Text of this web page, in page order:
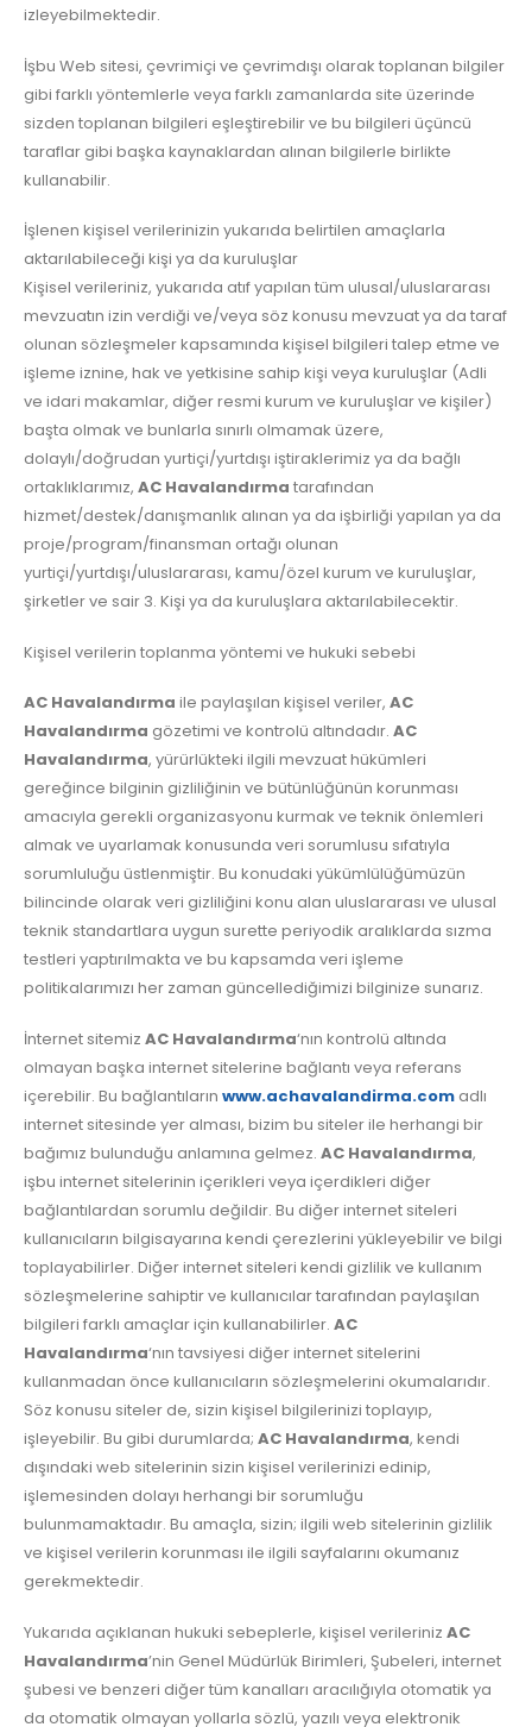
izleyebilmektedir.
İşbu Web sitesi, çevrimiçi ve çevrimdışı olarak toplanan bilgiler
gibi farklı yöntemlerle veya farklı zamanlarda site üzerinde
sizden toplanan bilgileri eşleştirebilir ve bu bilgileri üçüncü
taraflar gibi başka kaynaklardan alınan bilgilerle birlikte
kullanabilir.
İşlenen kişisel verilerinizin yukarıda belirtilen amaçlarla
aktarılabileceği kişi ya da kuruluşlar
Kişisel verileriniz, yukarıda atıf yapılan tüm ulusal/uluslararası
mevzuatın izin verdiği ve/veya söz konusu mevzuat ya da taraf
olunan sözleşmeler kapsamında kişisel bilgileri talep etme ve
işleme iznine, hak ve yetkisine sahip kişi veya kuruluşlar (Adli
ve idari makamlar, diğer resmi kurum ve kuruluşlar ve kişiler)
başta olmak ve bunlarla sınırlı olmamak üzere,
dolaylı/doğrudan yurtiçi/yurtdışı iştiraklerimiz ya da bağlı
ortaklıklarımız, AC Havalandırma tarafından
hizmet/destek/danışmanlık alınan ya da işbirliği yapılan ya da
proje/program/finansman ortağı olunan
yurtiçi/yurtdışı/uluslararası, kamu/özel kurum ve kuruluşlar,
şirketler ve sair 3. Kişi ya da kuruluşlara aktarılabilecektir.
Kişisel verilerin toplanma yöntemi ve hukuki sebebi
AC Havalandırma ile paylaşılan kişisel veriler, AC
Havalandırma gözetimi ve kontrolü altındadır. AC
Havalandırma, yürürlükteki ilgili mevzuat hükümleri
gereğince bilginin gizliliğinin ve bütünlüğünün korunması
amacıyla gerekli organizasyonu kurmak ve teknik önlemleri
almak ve uyarlamak konusunda veri sorumlusu sıfatıyla
sorumluluğu üstlenmiştir. Bu konudaki yükümlülüğümüzün
bilincinde olarak veri gizliliğini konu alan uluslararası ve ulusal
teknik standartlara uygun surette periyodik aralıklarda sızma
testleri yaptırılmakta ve bu kapsamda veri işleme
politikalarımızı her zaman güncellediğimizi bilginize sunarız.
İnternet sitemiz AC Havalandırma‘nın kontrolü altında
olmayan başka internet sitelerine bağlantı veya referans
içerebilir. Bu bağlantıların www.achavalandirma.com adlı
internet sitesinde yer alması, bizim bu siteler ile herhangi bir
bağımız bulunduğu anlamına gelmez. AC Havalandırma,
işbu internet sitelerinin içerikleri veya içerdikleri diğer
bağlantılardan sorumlu değildir. Bu diğer internet siteleri
kullanıcıların bilgisayarına kendi çerezlerini yükleyebilir ve bilgi
toplayabilirler. Diğer internet siteleri kendi gizlilik ve kullanım
sözleşmelerine sahiptir ve kullanıcılar tarafından paylaşılan
bilgileri farklı amaçlar için kullanabilirler. AC
Havalandırma‘nın tavsiyesi diğer internet sitelerini
kullanmadan önce kullanıcıların sözleşmelerini okumalarıdır.
Söz konusu siteler de, sizin kişisel bilgilerinizi toplayıp,
işleyebilir. Bu gibi durumlarda; AC Havalandırma, kendi
dışındaki web sitelerinin sizin kişisel verilerinizi edinip,
işlemesinden dolayı herhangi bir sorumluğu
bulunmamaktadır. Bu amaçla, sizin; ilgili web sitelerinin gizlilik
ve kişisel verilerin korunması ile ilgili sayfalarını okumanız
gerekmektedir.
Yukarıda açıklanan hukuki sebeplerle, kişisel verileriniz AC
Havalandırma’nin Genel Müdürlük Birimleri, Şubeleri, internet
şubesi ve benzeri diğer tüm kanalları aracılığıyla otomatik ya
da otomatik olmayan yollarla sözlü, yazılı veya elektronik